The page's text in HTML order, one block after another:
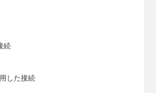
続
した接続